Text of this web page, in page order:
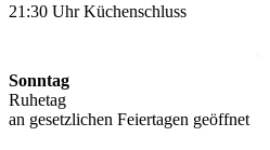
21:30 Uhr Küchenschluss
Sonntag
Ruhetag
an gesetzlichen Feiertagen geöffnet